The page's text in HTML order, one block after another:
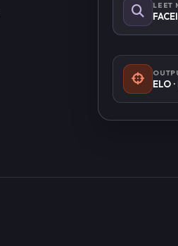
LEET
ELO